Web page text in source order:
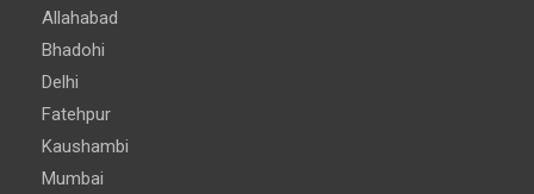
Allahabad
Bhadohi
Delhi
Fatehpur
Kaushambi
Mumbai